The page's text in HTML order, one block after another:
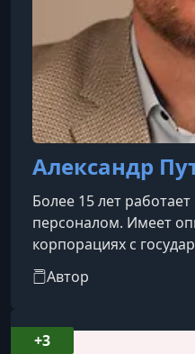
Александр
Более 15 лет
персоналом. Имеет
корпорациях с
и в частном бизнесе.
от рядового
Автор
+3